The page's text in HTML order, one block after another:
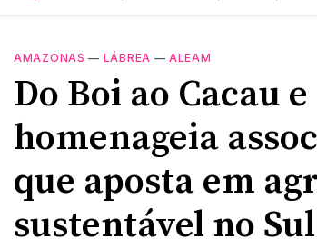
AMAZONAS — LÁBREA —ALEAM
Do Boi ao Cacau
homenageia
que aposta em
sustentável no